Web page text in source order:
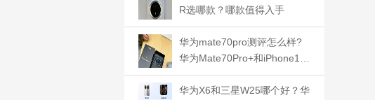
R选哪款？哪款值得入手
华为mate70pro测评怎么样?
华为Mate70Pro+和iPhone16
Pro哪款拍照好
华为X6和三星W25哪个好？华